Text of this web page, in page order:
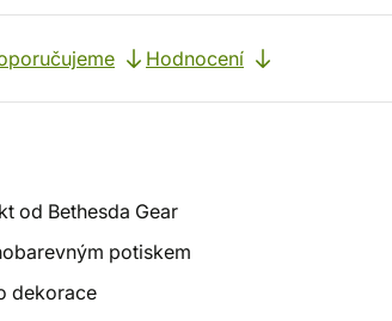
Hodnocení
od Bethesda Gear
potiskem
dekorace